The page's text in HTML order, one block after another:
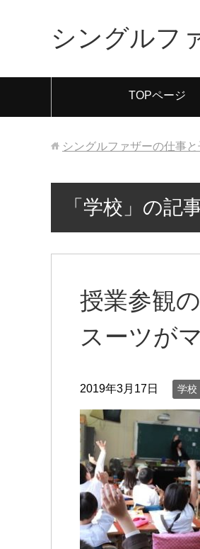
シングルフ
TOPページ
シングルファザーの仕事
「学校」の記
授業参観
スーツが
2019年3月17日 学校